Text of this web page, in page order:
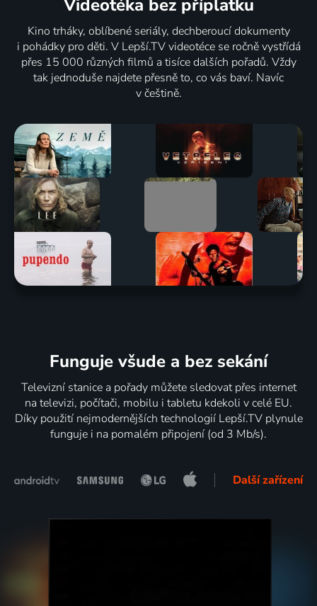
Videotéka bez příplatku
Kino trháky, oblíbené seriály, dechberoucí dokumenty
i pohádky pro děti. V Lepší.TV videotéce se ročně vystřídá
přes 15 000 různých filmů a tisíce dalších pořadů. Vždy
tak jednoduše najdete přesně to, co vás baví. Navíc
v češtině.
Funguje všude a bez sekání
Televizní stanice a pořady můžete sledovat přes internet
na televizi, počítači, mobilu i tabletu kdekoli v celé EU.
Díky použití nejmodernějších technologií Lepší.TV plynule
funguje i na pomalém připojení (od 3 Mb/s).
Další zařízení